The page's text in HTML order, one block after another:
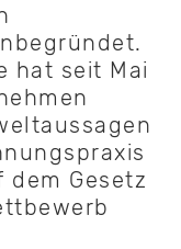
hat seit Mai
Gesetz